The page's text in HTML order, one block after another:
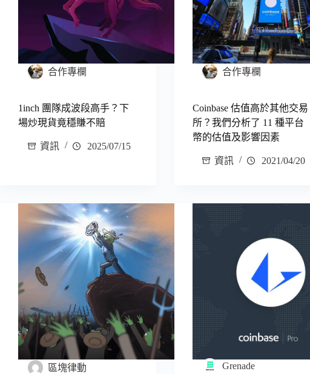
合作專欄
1inch 團隊成波段高手？下
場炒現貨竟穩賺不賠
資訊 2025/07/15
合作專欄
Coinbase 估值高於其他交易
所？我們分析了 11 種平台
幣的估值及影響因素
資訊 2021/04/20
區塊律動 Grenade